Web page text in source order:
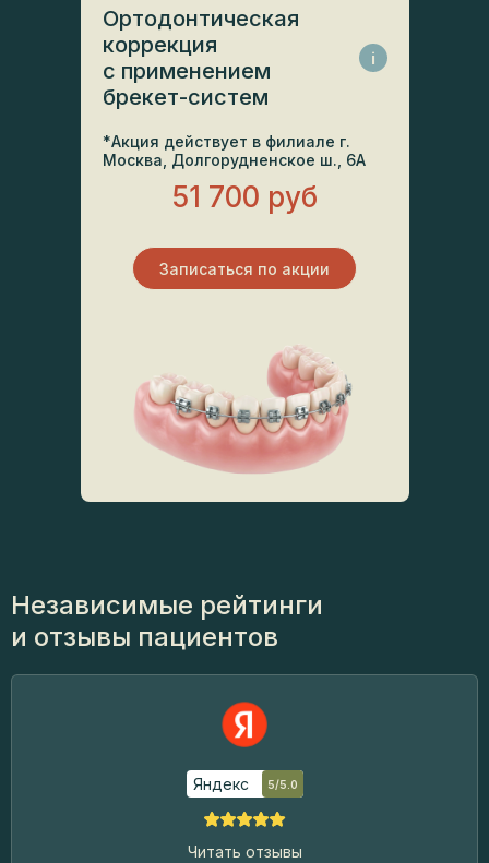
Ортодонтическая
коррекция
с применением
брекет-систем
i
*Акция действует в филиале г.
Москва, Долгорудненское ш., 6А
51 700 руб
Записаться по акции
Независимые рейтинги
и отзывы пациентов
Яндекс 5/5.0
Читать отзывы